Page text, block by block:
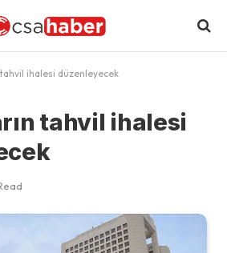
ihalesi düzenleyecek
tahvil ihalesi